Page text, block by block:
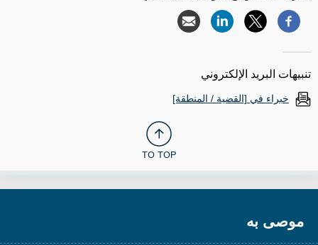
تنبيهات البريد الإلكتروني
خبراء في [القضية / المنطقة]
TO TOP
موصى به